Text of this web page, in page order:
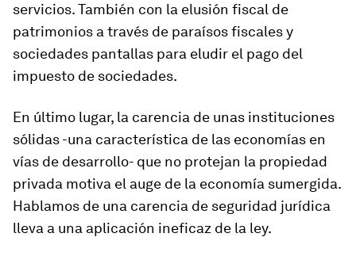
servicios. También con la elusión fiscal de
patrimonios a través de paraísos fiscales y
sociedades pantallas para eludir el pago del
impuesto de sociedades.
En último lugar, la carencia de unas instituciones
sólidas -una característica de las economías en
vías de desarrollo- que no protejan la propiedad
privada motiva el auge de la economía sumergida.
Hablamos de una carencia de seguridad jurídica
lleva a una aplicación ineficaz de la ley.